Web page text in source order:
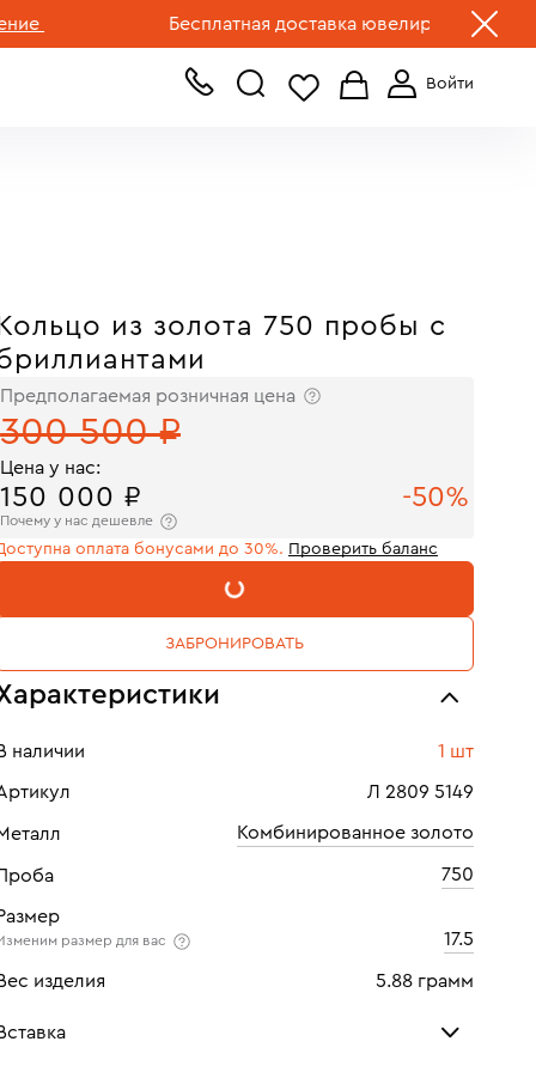
Бесплатная доставка ювелирных изделий по
+7 (499) 519-00-00
Кольцо из золота 750 пробы с
Предполагаемая розничная цена
300 500 ₽
Цена у нас:
150 000 ₽ -50%
Почему у нас дешевле
оплата бонусами до 30%. Проверить баланс
В КОРЗИНУ
ЗАБРОНИРОВАТЬ
наличии 1 шт
Л 2809 5149
Комбинированное золото
750
размер для вас 17.5
изделия 5.88 грамм